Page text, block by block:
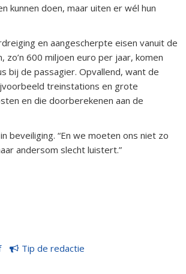
kunnen doen, maar uiten er wél hun
en aangescherpte eisen vanuit de
600 miljoen euro per jaar, komen
bij de passagier. Opvallend, want de
treinstations en grote
en die doorberekenen aan de
beveiliging. “En we moeten ons niet zo
andersom slecht luistert.”
Tip de redactie